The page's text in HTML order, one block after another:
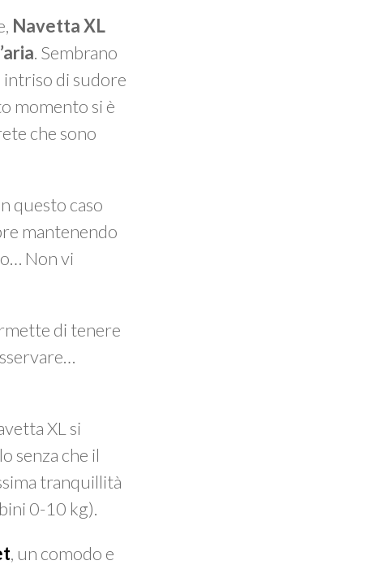
Navetta XL
. Sembrano
intriso di sudore
momento si è
che sono
questo caso
mantenendo
Non vi
di tenere
XL si
senza che il
tranquillità
0-10 kg).
, un comodo e